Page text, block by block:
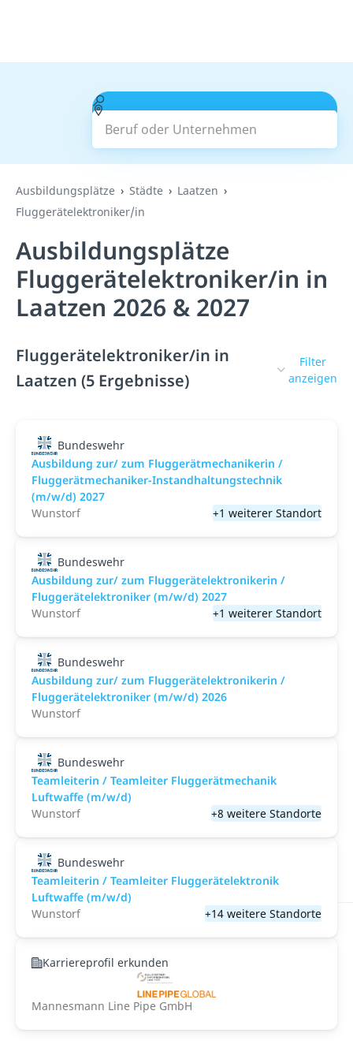
Beruf oder Unternehmen
Suchen
Ausbildungsplätze Städte
Laatzen
Fluggerätelektroniker/in
Ausbildungsplätze
Fluggerätelektroniker/in in
Laatzen 2026 & 2027
Fluggerätelektroniker/in in
Laatzen (5 Ergebnisse)
Filter
anzeigen
Bundeswehr
Ausbildung zur/ zum Fluggerätmechanikerin /
Fluggerätmechaniker-Instandhaltungstechnik
(m/w/d) 2027
Wunstorf
+1 weiterer Standort
Bundeswehr
Ausbildung zur/ zum Fluggerätelektronikerin /
Fluggerätelektroniker (m/w/d) 2027
Wunstorf
+1 weiterer Standort
Bundeswehr
Ausbildung zur/ zum Fluggerätelektronikerin /
Fluggerätelektroniker (m/w/d) 2026
Wunstorf
Bundeswehr
Teamleiterin / Teamleiter Fluggerätmechanik
Luftwaffe (m/w/d)
Wunstorf
+8 weitere Standorte
Bundeswehr
Teamleiterin / Teamleiter Fluggerätelektronik
Luftwaffe (m/w/d)
Wunstorf
+14 weitere Standorte
Karriereprofil erkunden
Mannesmann Line Pipe GmbH